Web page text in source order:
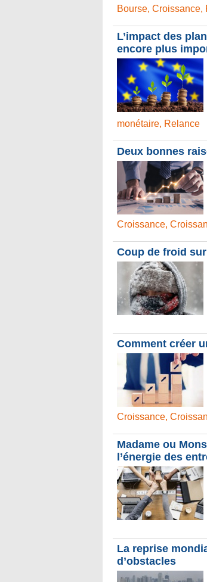
Bourse, Croissance,
L’impact des
encore plus
monétaire, Relance
Deux bonnes
Croissance,
Coup de froid
Comment créer
Croissance,
Madame ou
l’énergie des
La reprise
d’obstacles